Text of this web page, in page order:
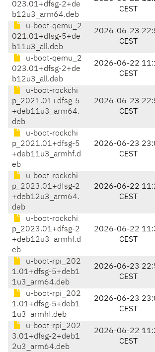
023.01+dfsg-2+de
b12u3_arm64.deb
CEST
u-boot-qemu_2
021.01+dfsg-5+de
b11u3_all.deb
2026-06-23
CEST
u-boot-qemu_2
023.01+dfsg-2+de
b12u3_all.deb
2026-06-22
CEST
u-boot-rockchi
p_2021.01+dfsg-5
+deb11u3_arm64.
deb
2026-06-23
CEST
u-boot-rockchi
p_2021.01+dfsg-5
+deb11u3_armhf.d
eb
2026-06-23
CEST
u-boot-rockchi
p_2023.01+dfsg-2
+deb12u3_arm64.
deb
2026-06-22
CEST
u-boot-rockchi
p_2023.01+dfsg-2
+deb12u3_armhf.d
eb
2026-06-22
CEST
u-boot-rpi_202
1.01+dfsg-5+deb1
1u3_arm64.deb
2026-06-23
CEST
u-boot-rpi_202
1.01+dfsg-5+deb1
1u3_armhf.deb
2026-06-23
CEST
u-boot-rpi_202
3.01+dfsg-2+deb1
2u3_arm64.deb
2026-06-22
CEST